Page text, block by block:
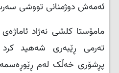
ئەمەش دوژمنانی تووشی
مامۆستا کلشی نەژاد
تەرمی ڕێبەری شەهید کرد
پڕشۆری خەڵک لەم